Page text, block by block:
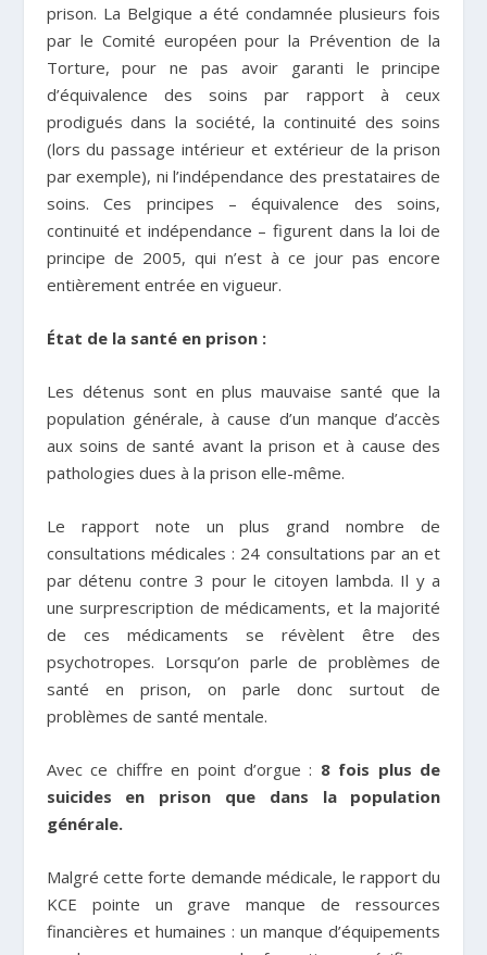
prison. La Belgique a été condamnée plusieurs fois
par le Comité européen pour la Prévention de la
Torture, pour ne pas avoir garanti le principe
d’équivalence des soins par rapport à ceux
prodigués dans la société, la continuité des soins
(lors du passage intérieur et extérieur de la prison
par exemple), ni l’indépendance des prestataires de
soins. Ces principes – équivalence des soins,
continuité et indépendance – figurent dans la loi de
principe de 2005, qui n’est à ce jour pas encore
entièrement entrée en vigueur.
État de la santé en prison :
Les détenus sont en plus mauvaise santé que la
population générale, à cause d’un manque d’accès
aux soins de santé avant la prison et à cause des
pathologies dues à la prison elle-même.
Le rapport note un plus grand nombre de
consultations médicales : 24 consultations par an et
par détenu contre 3 pour le citoyen lambda. Il y a
une surprescription de médicaments, et la majorité
de ces médicaments se révèlent être des
psychotropes. Lorsqu’on parle de problèmes de
santé en prison, on parle donc surtout de
problèmes de santé mentale.
Avec ce chiffre en point d’orgue : 8 fois plus de
suicides en prison que dans la population
générale.
Malgré cette forte demande médicale, le rapport du
KCE pointe un grave manque de ressources
financières et humaines : un manque d’équipements